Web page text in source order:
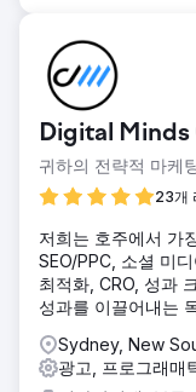
전환 수는 1,593건
(CPA)은 19.77 호
매출은 57,898 호
광고 투자 수익률
었습니다. 최적화된
그리고 비즈니스 성
팅 시스템을 제공했
에
Digital Minds
귀하의 전략적 마케
23개
저희는 호주에서 가
SEO/PPC, 소셜 미
최적화, CRO, 성과
성과를 이끌어내는
Sydney, New
광고, 프로그래매